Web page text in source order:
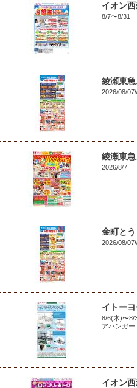
イオン
8/7〜8/31
綾瀬東
2026/08/
綾瀬東
2026/8/7
金町とう
2026/08/
イトー
8/6(木)〜
アハンガー
イオン